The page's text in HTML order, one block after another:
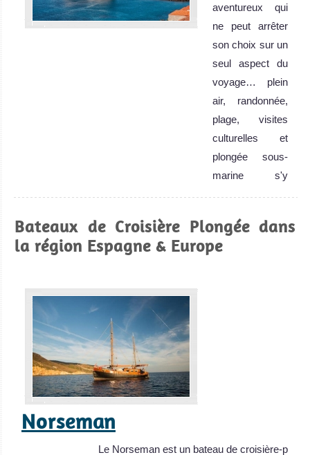
aventureux qui
ne peut arrêter
son choix sur un
seul aspect du
voyage… plein
air, randonnée,
plage, visites
culturelles et
plongée sous-
marine s'y
plongée
Écosse
Bateaux de Croisière Plongée dans
la région Espagne & Europe
Norseman
Le Norseman est un bateau de croisière-p